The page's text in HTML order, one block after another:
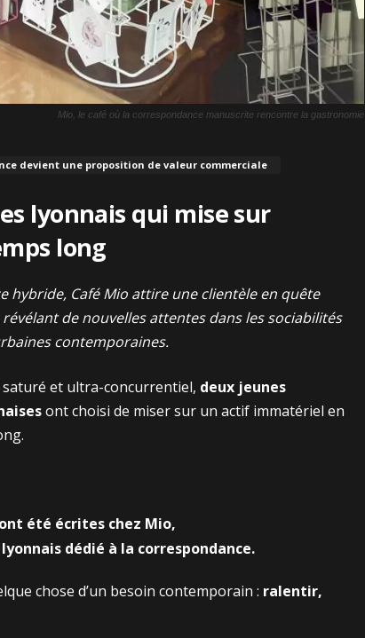
Mio, le café où la correspondance manuscrite rencontre la gastronomie
devient une proposition de valeur commerciale
lyonnais qui mise sur
long
hybride, Café Mio attire une clientèle en quête
révélant de nouvelles attentes dans les sociabilités
contemporaines.
saturé et ultra-concurrentiel, deux jeunes
ont choisi de miser sur un actif immatériel en
été écrites chez Mio,
dédié à la correspondance.
chose d’un besoin contemporain : ralentir,